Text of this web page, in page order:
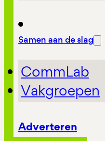
Samen aan de slag
CommLab
Vakgroepen
Adverteren